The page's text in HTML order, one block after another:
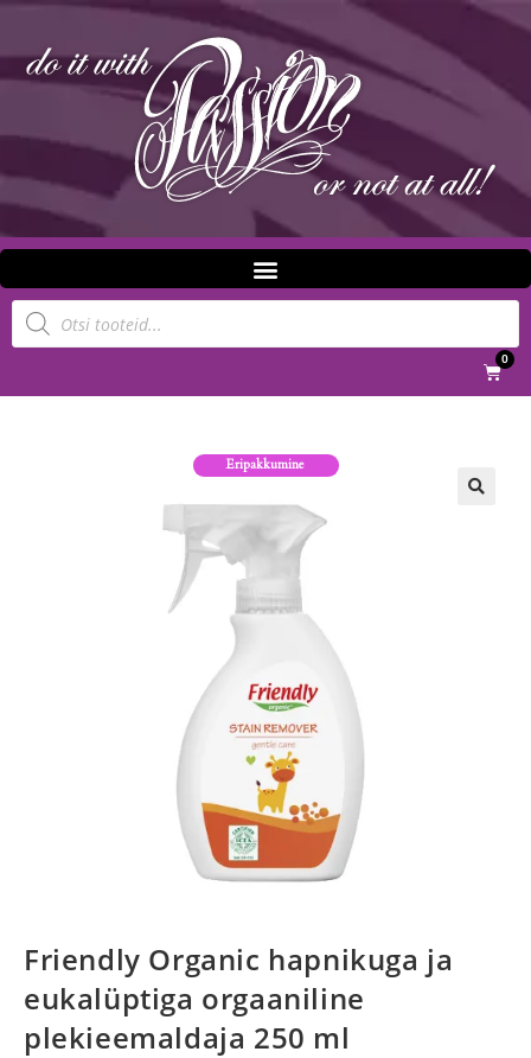
0
Eripakkumine
Friendly Organic hapnikuga ja
eukalüptiga orgaaniline
plekieemaldaja 250 ml